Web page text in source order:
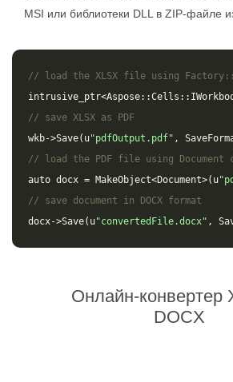
MSI или библиотеки DLL в ZIP-файле
// load the XLSX file using
intrusive_ptr<Aspose::Cells ::
// save XLSX as PDF
wkb->Save( u"pdfOutput.pdf" ,
// load the PDF file using Document
auto docx = MakeObject<Document>( u
// save document in DOCX format
docx->Save( u"convertedFile.docx" ,
Онлайн-конвертер
DOCX